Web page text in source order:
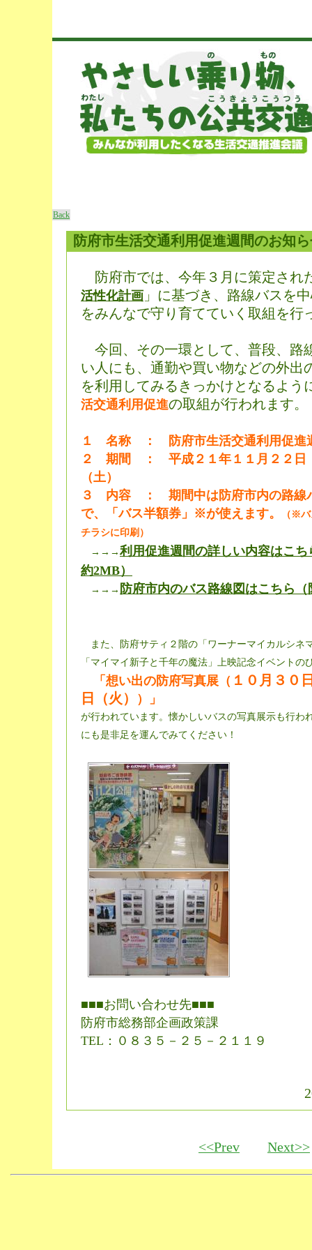
Back
防府市生活交通利用促進週間のお知
防府市では、今年３月に策定され
活性化計画 」に基づき、路線バスを
をみんなで守り育てていく取組を行
今回、その一環として、普段、路
い人にも、通勤や買い物などの外出
を利用してみるきっかけとなるよう
活交通利用促進の取組が行われます。
１ 名称 ： 防府市生活交通利用促進
２ 期間 ： 平成２１年１１月２２日
（土）
３ 内容 ： 期間中は防府市内の路線
で、「バス半額券」※が使えます。
（※
チラシに印刷）
→→→利用促進週間の詳しい内容はこ
約2MB）
→→→ 防府市内のバス路線図はこちら（
また、防府サティ２階の「ワーナーマイカルシネ
「マイマイ新子と千年の魔法」上映記念イベント
「想い出の防府写真展（ １０月３０
日（火）
）」
が行われています。懐かしいバスの写真展示も行わ
にも是非足を運んでみてください！
■■■お問い合わせ先■■■
防府市総務部企画政策課
TEL：０８３５－２５－２１１９
<<Prev Next>>